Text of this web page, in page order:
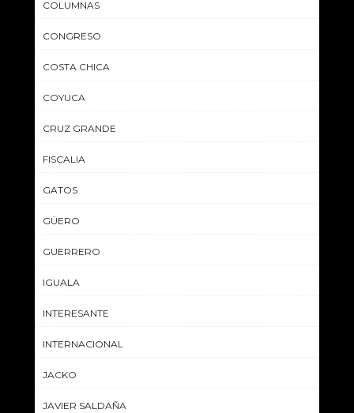
COLUMNAS
CONGRESO
COSTA CHICA
COYUCA
CRUZ GRANDE
FISCALIA
GATOS
GÜERO
GUERRERO
IGUALA
INTERESANTE
INTERNACIONAL
JACKO
JAVIER SALDAÑA